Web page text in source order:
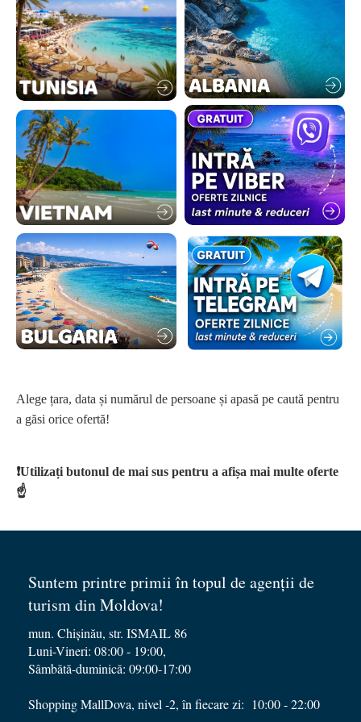
Alege țara, data și numărul de persoane și apasă pe caută pentru
a găsi orice ofertă!
❗️Utilizați butonul de mai sus pentru a afișa mai multe oferte
☝️
Suntem printre primii în topul de agenții de
turism din Moldova!
mun. Chișinău, str. ISMAIL 86
Luni-Vineri: 08:00 - 19:00,
Sâmbătă-duminică: 09:00-17:00
Shopping MallDova, nivel -2, în fiecare zi: 10:00 - 22:00
Acum offline — scrie-ne și îți răspundem dimineață